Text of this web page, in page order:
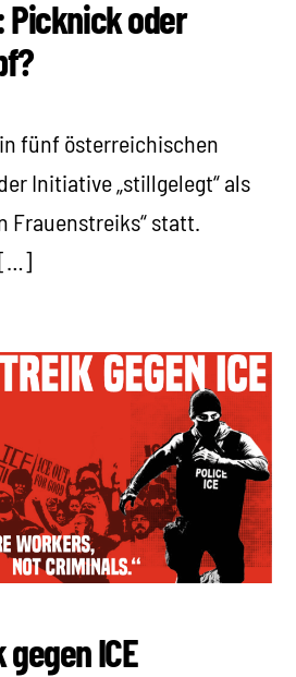
oder
fünf österreichischen
Initiative „stillgelegt“ als
Frauenstreiks“ statt.
[…]
ICE